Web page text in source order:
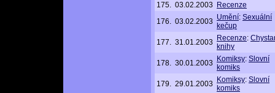
175. 03.02.2003 Recenze
176. 03.02.2003 Umění: Sexuální
kečup
177. 31.01.2003 Recenze:
knihy
178. 30.01.2003 Komiksy: Slovní
komiks
179. 29.01.2003 Komiksy: Slovní
komiks